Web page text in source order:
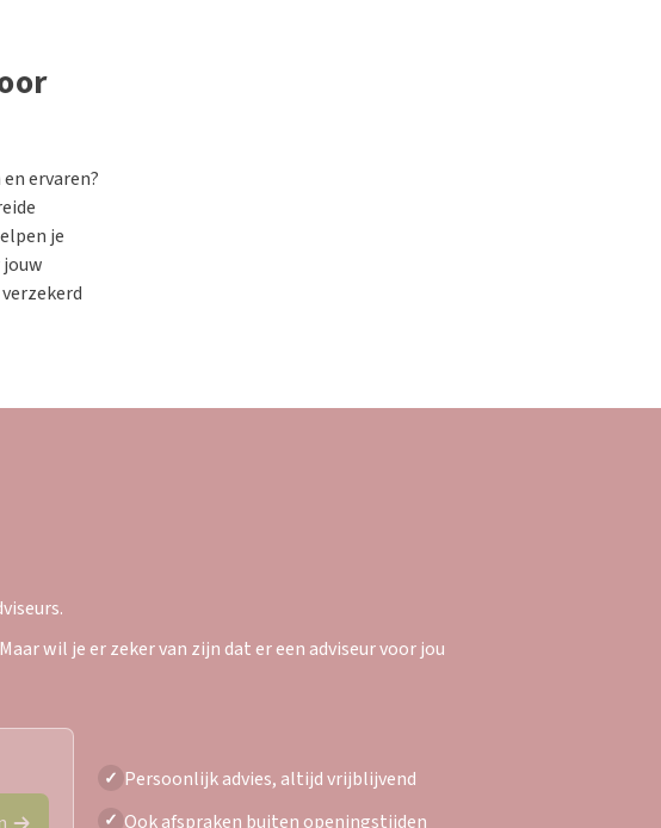
ervaren?
je
wil je er zeker van zijn dat er een adviseur voor jou
✓ Persoonlijk advies, altijd vrijblijvend
✓ Ook afspraken buiten openingstijden